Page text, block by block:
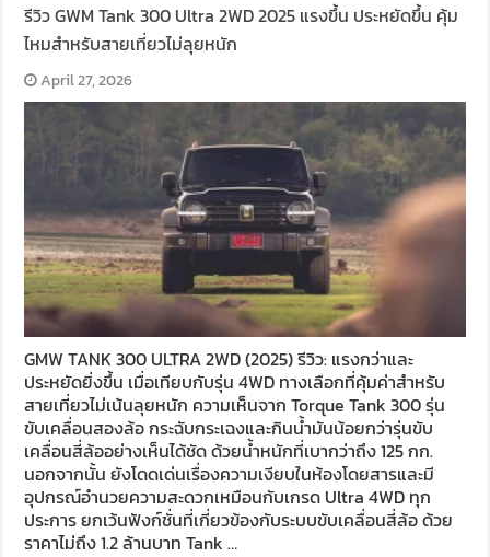
รีวิว GWM Tank 300 Ultra 2WD 2025 แรงขึ้น ประหยัดขึ้น คุ้ม
ไหมสำหรับสายเที่ยวไม่ลุยหนัก
April 27, 2026
GMW TANK 300 ULTRA 2WD (2025) รีวิว: แรงกว่าและ
ประหยัดยิ่งขึ้น เมื่อเทียบกับรุ่น 4WD ทางเลือกที่คุ้มค่าสำหรับ
สายเที่ยวไม่เน้นลุยหนัก ความเห็นจาก Torque Tank 300 รุ่น
ขับเคลื่อนสองล้อ กระฉับกระเฉงและกินน้ำมันน้อยกว่ารุ่นขับ
เคลื่อนสี่ล้ออย่างเห็นได้ชัด ด้วยน้ำหนักที่เบากว่าถึง 125 กก.
นอกจากนั้น ยังโดดเด่นเรื่องความเงียบในห้องโดยสารและมี
อุปกรณ์อำนวยความสะดวกเหมือนกับเกรด Ultra 4WD ทุก
ประการ ยกเว้นฟังก์ชั่นที่เกี่ยวข้องกับระบบขับเคลื่อนสี่ล้อ ด้วย
ราคาไม่ถึง 1.2 ล้านบาท Tank …